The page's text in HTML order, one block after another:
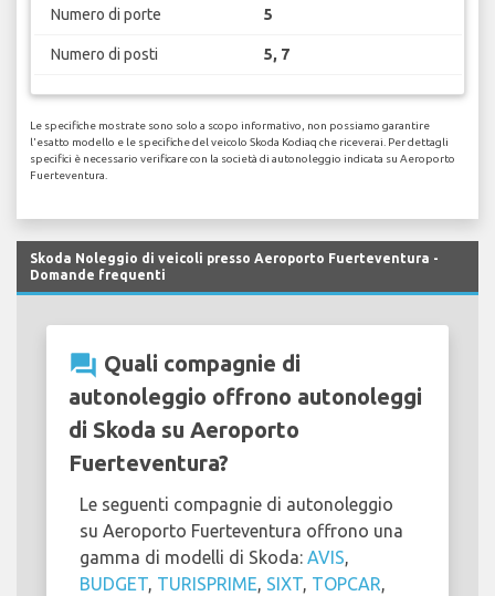
Numero di porte 5
Numero di posti 5, 7
Le specifiche mostrate sono solo a scopo informativo, non possiamo garantire
l'esatto modello e le specifiche del veicolo Skoda Kodiaq che riceverai. Per dettagli
specifici è necessario verificare con la società di autonoleggio indicata su Aeroporto
Fuerteventura.
Skoda Noleggio di veicoli presso Aeroporto Fuerteventura -
Domande frequenti
question_answer Quali compagnie di
autonoleggio offrono autonoleggi
di Skoda su Aeroporto
Fuerteventura?
Le seguenti compagnie di autonoleggio
su Aeroporto Fuerteventura offrono una
gamma di modelli di Skoda: AVIS,
BUDGET, TURISPRIME, SIXT, TOPCAR,